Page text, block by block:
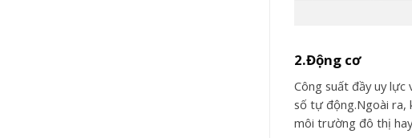
2.Động cơ
Công suất đầy uy lực
số tự động.Ngoài ra,
môi trường đô thị